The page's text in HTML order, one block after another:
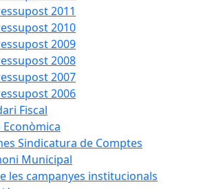
2011
2010
2009
2008
2007
2006
Fiscal
Econòmica
Sindicatura de Comptes
Municipal
les campanyes institucionals